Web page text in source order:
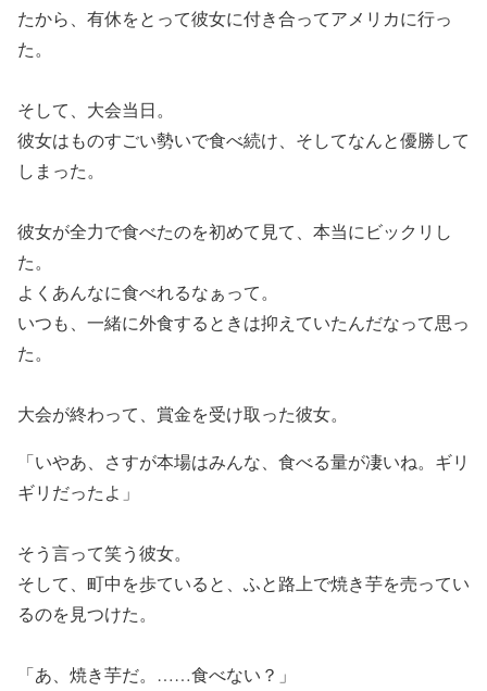
たから、有休をとって彼女に付き合ってアメリカに行っ
た。
そして、大会当日。
彼女はものすごい勢いで食べ続け、そしてなんと優勝して
しまった。
彼女が全力で食べたのを初めて見て、本当にビックリし
た。
よくあんなに食べれるなぁって。
いつも、一緒に外食するときは抑えていたんだなって思っ
た。
大会が終わって、賞金を受け取った彼女。
「いやあ、さすが本場はみんな、食べる量が凄いね。ギリ
ギリだったよ」
そう言って笑う彼女。
そして、町中を歩ていると、ふと路上で焼き芋を売ってい
るのを見つけた。
「あ、焼き芋だ。……食べない？」